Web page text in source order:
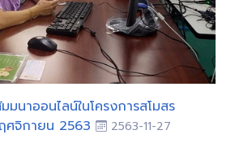
มนาออนไลน์ในโครงการสโมสร
ศจิกายน 2563
2563-11-27